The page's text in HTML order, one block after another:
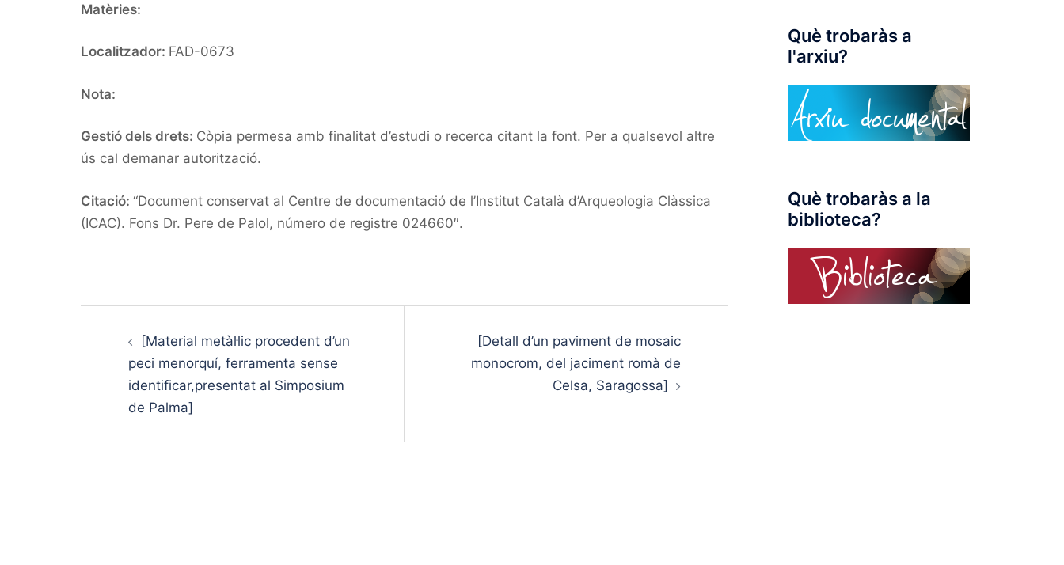
Matèries:
Localitzador: FAD-0673
Nota:
Gestió dels drets: Còpia permesa amb finalitat d’estudi o recerca citant la font. Per a qualsevol altre
ús cal demanar autorització.
Citació: “Document conservat al Centre de documentació de l’Institut Català d’Arqueologia Clàssica
(ICAC). Fons Dr. Pere de Palol, número de registre 024660″.
navigation[Material metàl·lic procedent d’un
peci menorquí, ferramenta sense
identificar,presentat al Simposium
de Palma]
[Detall d’un paviment de mosaic
monocrom, del jaciment romà de
Celsa, Saragossa]
Què trobaràs a
l'arxiu?
Què trobaràs a la
biblioteca?